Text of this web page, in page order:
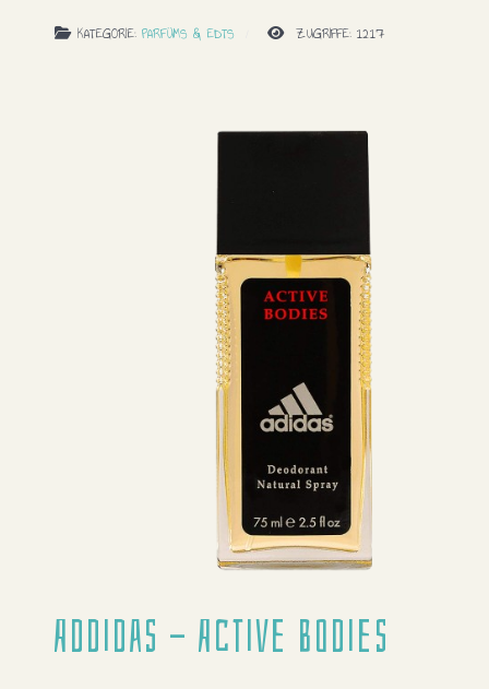
KATEGORIE: PARFÜMS & EDTS ZUGRIFFE: 1217
Addidas - Active Bodies